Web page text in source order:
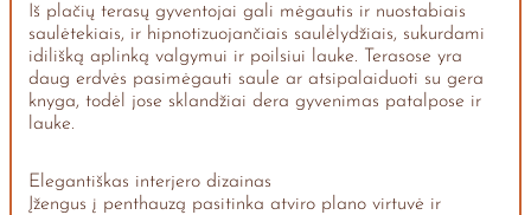
Iš plačių terasų gyventojai gali mėgautis ir nuostabiais
saulėtekiais, ir hipnotizuojančiais saulėlydžiais, sukurdami
idilišką aplinką valgymui ir poilsiui lauke. Terasose yra
daug erdvės pasimėgauti saule ar atsipalaiduoti su gera
knyga, todėl jose sklandžiai dera gyvenimas patalpose ir
lauke.
Elegantiškas interjero dizainas
Įžengus į penthauzą pasitinka atviro plano virtuvė ir